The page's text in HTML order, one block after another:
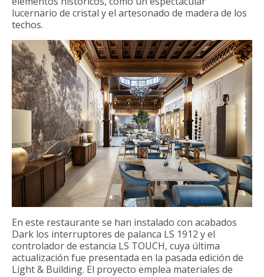
lucernario de cristal y el artesonado de madera de los
techos.
En este restaurante se han instalado con acabados
Dark los interruptores de palanca LS 1912 y el
controlador de estancia LS TOUCH, cuya última
actualización fue presentada en la pasada edición de
Light & Building. El proyecto emplea materiales de